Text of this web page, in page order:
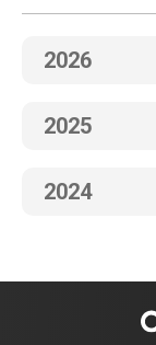
2026
2025
2024